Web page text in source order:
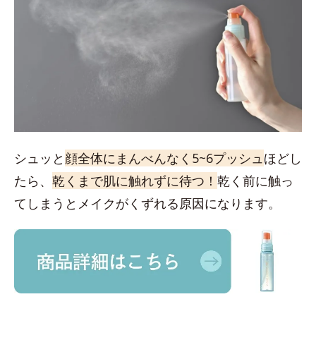
シュッと 顔全体にまんべんなく5~6プッシュほどし
たら、 乾くまで肌に触れずに待つ！ 乾く前に触っ
てしまうとメイクがくずれる原因になります。